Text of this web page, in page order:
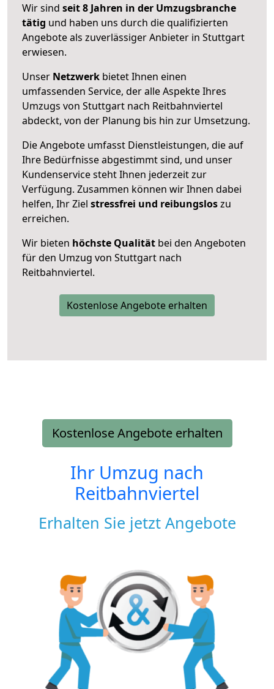
Wir sind seit 8 Jahren in der Umzugsbranche
tätig und haben uns durch die qualifizierten
Angebote als zuverlässiger Anbieter in Stuttgart
erwiesen.
Unser Netzwerk bietet Ihnen einen
umfassenden Service, der alle Aspekte Ihres
Umzugs von Stuttgart nach Reitbahnviertel
abdeckt, von der Planung bis hin zur Umsetzung.
Die Angebote umfasst Dienstleistungen, die auf
Ihre Bedürfnisse abgestimmt sind, und unser
Kundenservice steht Ihnen jederzeit zur
Verfügung. Zusammen können wir Ihnen dabei
helfen, Ihr Ziel stressfrei und reibungsloszu
erreichen.
Wir bieten höchste Qualität bei den Angeboten
für den Umzug von Stuttgart nach
Reitbahnviertel.
Kostenlose Angebote erhalten
Kostenlose Angebote erhalten
Ihr Umzug nach
Reitbahnviertel
Erhalten Sie jetzt Angebote